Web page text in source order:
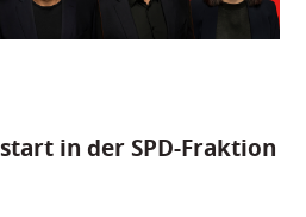
in der SPD-Fraktion